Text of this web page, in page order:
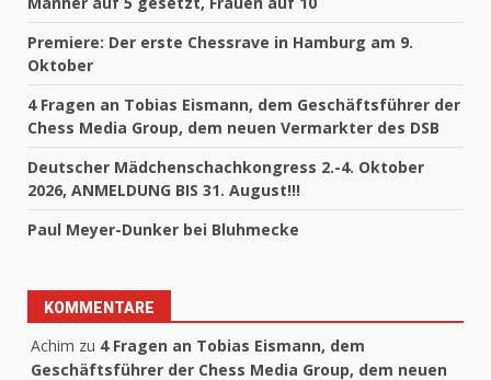
Premiere: Der erste Chessrave in Hamburg am 9.
Oktober
4 Fragen an Tobias Eismann, dem Geschäftsführer der
Chess Media Group, dem neuen Vermarkter des DSB
Deutscher Mädchenschachkongress 2.-4. Oktober
2026, ANMELDUNG BIS 31. August!!!
Paul Meyer-Dunker bei Bluhmecke
KOMMENTARE
Achim zu 4 Fragen an Tobias Eismann, dem
Geschäftsführer der Chess Media Group, dem neuen